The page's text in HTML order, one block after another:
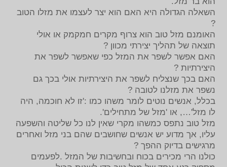
השאלה הגדולה היא האם הוא יצר לעצמו את מזלו הטוב
?
האומנם מזל טוב הוא צרוף מקרים חמקמק או אולי
תוצאה של תהליך יצירתי מכוון ?
האם אפשר לשפר את המזל כפי שאפשר לשפר את
היצירתיות ?
האם בכך שנצליח לשפר את היצירתיות אולי בכך גם
נשפר את מזלנו לטובה ?
בכלל, אנשים נוטים לומר משהו כמו :'זו לא חוכמה, היה
לו מזל'…, או 'מזל של מתחילים'.
מזל טוב נתפס כמשהו מקרי שאין לנו כל שליטה והשפעה
עליו, אך מדוע יש אנשים שחושבים שהם בני מזל ואחרים
מרגישים בדיוק ההפך ?
כולנו הרי מכירים בכוח ובחשיבות של המזל .לפעמים